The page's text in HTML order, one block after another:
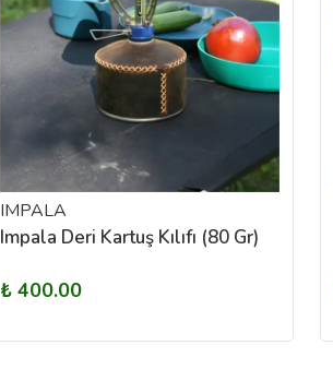
IMPALA
Impala Deri Kartuş Kılıfı (80 Gr)
₺ 400.00